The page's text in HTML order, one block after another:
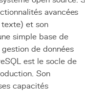
avancées
texte) et son
simple base de
de données
est le socle de
Son
capacités